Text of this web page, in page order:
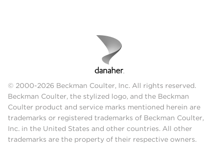
© 2000-2026 Beckman Coulter, Inc. All rights reserved.
Beckman Coulter, the stylized logo, and the Beckman
Coulter product and service marks mentioned herein are
trademarks or registered trademarks of Beckman Coulter,
Inc. in the United States and other countries. All other
trademarks are the property of their respective owners.